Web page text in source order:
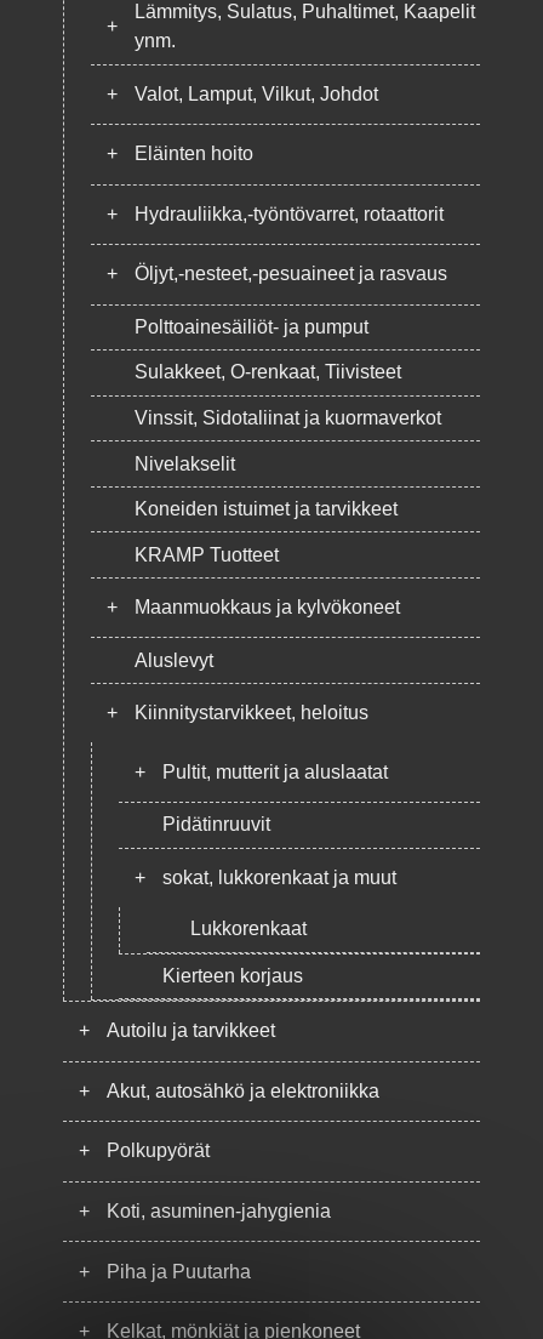
+
Lämmitys, Sulatus, Puhaltimet, Kaapelit
ynm.
+ Valot, Lamput, Vilkut, Johdot
+ Eläinten hoito
+ Hydrauliikka,-työntövarret, rotaattorit
+ Öljyt,-nesteet,-pesuaineet ja rasvaus
Polttoainesäiliöt- ja pumput
Sulakkeet, O-renkaat, Tiivisteet
Vinssit, Sidotaliinat ja kuormaverkot
Nivelakselit
Koneiden istuimet ja tarvikkeet
KRAMP Tuotteet
+ Maanmuokkaus ja kylvökoneet
Aluslevyt
+ Kiinnitystarvikkeet, heloitus
+ Pultit, mutterit ja aluslaatat
Pidätinruuvit
+ sokat, lukkorenkaat ja muut
Lukkorenkaat
Kierteen korjaus
+ Autoilu ja tarvikkeet
+ Akut, autosähkö ja elektroniikka
+ Polkupyörät
+ Koti, asuminen-jahygienia
+ Piha ja Puutarha
+ Kelkat, mönkiät ja pienkoneet